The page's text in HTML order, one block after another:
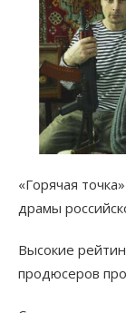
«Горячая
драмы
Высокие
продюсеров